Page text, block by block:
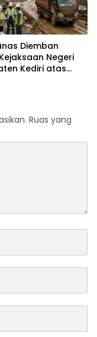
Diemban
Negeri
Kediri atas
HASTARI JAYA
Ruas yang